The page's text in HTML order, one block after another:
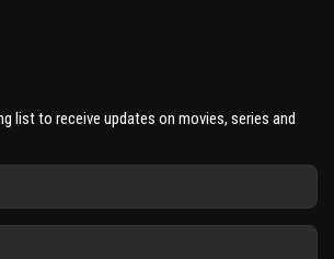
list to receive updates on movies, series and